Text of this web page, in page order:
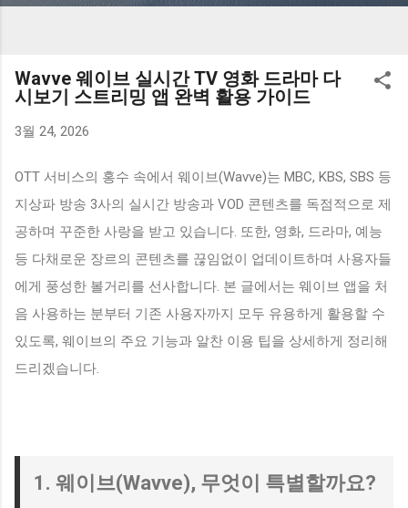
Wavve 웨이브 실시간 TV 영화 드라마 다
시보기 스트리밍 앱 완벽 활용 가이드
3월 24, 2026
OTT 서비스의 홍수 속에서 웨이브(Wavve)는 MBC, KBS, SBS 등
지상파 방송 3사의 실시간 방송과 VOD 콘텐츠를 독점적으로 제
공하며 꾸준한 사랑을 받고 있습니다. 또한, 영화, 드라마, 예능
등 다채로운 장르의 콘텐츠를 끊임없이 업데이트하며 사용자들
에게 풍성한 볼거리를 선사합니다. 본 글에서는 웨이브 앱을 처
음 사용하는 분부터 기존 사용자까지 모두 유용하게 활용할 수
있도록, 웨이브의 주요 기능과 알찬 이용 팁을 상세하게 정리해
드리겠습니다.
1. 웨이브(Wavve), 무엇이 특별할까요?